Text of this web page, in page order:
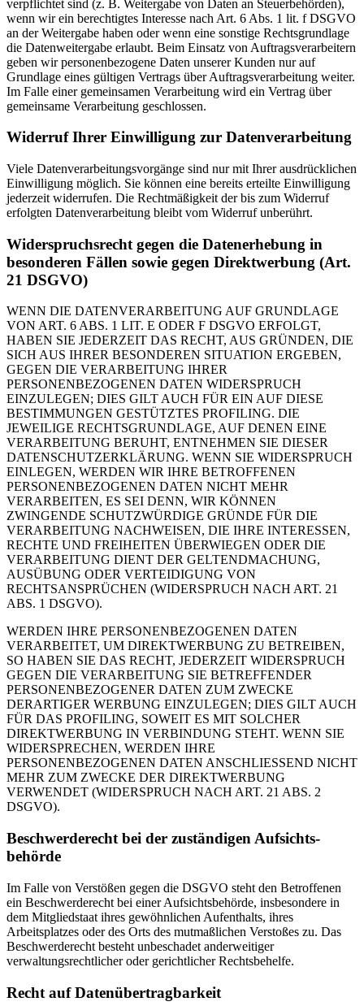
verpflichtet sind (z. B. Weitergabe von Daten an Steuerbehörden),
wenn wir ein berechtigtes Interesse nach Art. 6 Abs. 1 lit. f DSGVO
an der Weitergabe haben oder wenn eine sonstige Rechtsgrundlage
die Datenweitergabe erlaubt. Beim Einsatz von Auftragsverarbeitern
geben wir personenbezogene Daten unserer Kunden nur auf
Grundlage eines gültigen Vertrags über Auftragsverarbeitung weiter.
Im Falle einer gemeinsamen Verarbeitung wird ein Vertrag über
gemeinsame Verarbeitung geschlossen.
Widerruf Ihrer Einwilligung zur Datenverarbeitung
Viele Datenverarbeitungsvorgänge sind nur mit Ihrer ausdrücklichen
Einwilligung möglich. Sie können eine bereits erteilte Einwilligung
jederzeit widerrufen. Die Rechtmäßigkeit der bis zum Widerruf
erfolgten Datenverarbeitung bleibt vom Widerruf unberührt.
Widerspruchsrecht gegen die Datenerhebung in
besonderen Fällen sowie gegen Direktwerbung (Art.
21 DSGVO)
WENN DIE DATENVERARBEITUNG AUF GRUNDLAGE
VON ART. 6 ABS. 1 LIT. E ODER F DSGVO ERFOLGT,
HABEN SIE JEDERZEIT DAS RECHT, AUS GRÜNDEN, DIE
SICH AUS IHRER BESONDEREN SITUATION ERGEBEN,
GEGEN DIE VERARBEITUNG IHRER
PERSONENBEZOGENEN DATEN WIDERSPRUCH
EINZULEGEN; DIES GILT AUCH FÜR EIN AUF DIESE
BESTIMMUNGEN GESTÜTZTES PROFILING. DIE
JEWEILIGE RECHTSGRUNDLAGE, AUF DENEN EINE
VERARBEITUNG BERUHT, ENTNEHMEN SIE DIESER
DATENSCHUTZERKLÄRUNG. WENN SIE WIDERSPRUCH
EINLEGEN, WERDEN WIR IHRE BETROFFENEN
PERSONENBEZOGENEN DATEN NICHT MEHR
VERARBEITEN, ES SEI DENN, WIR KÖNNEN
ZWINGENDE SCHUTZWÜRDIGE GRÜNDE FÜR DIE
VERARBEITUNG NACHWEISEN, DIE IHRE INTERESSEN,
RECHTE UND FREIHEITEN ÜBERWIEGEN ODER DIE
VERARBEITUNG DIENT DER GELTENDMACHUNG,
AUSÜBUNG ODER VERTEIDIGUNG VON
RECHTSANSPRÜCHEN (WIDERSPRUCH NACH ART. 21
ABS. 1 DSGVO).
WERDEN IHRE PERSONENBEZOGENEN DATEN
VERARBEITET, UM DIREKTWERBUNG ZU BETREIBEN,
SO HABEN SIE DAS RECHT, JEDERZEIT WIDERSPRUCH
GEGEN DIE VERARBEITUNG SIE BETREFFENDER
PERSONENBEZOGENER DATEN ZUM ZWECKE
DERARTIGER WERBUNG EINZULEGEN; DIES GILT AUCH
FÜR DAS PROFILING, SOWEIT ES MIT SOLCHER
DIREKTWERBUNG IN VERBINDUNG STEHT. WENN SIE
WIDERSPRECHEN, WERDEN IHRE
PERSONENBEZOGENEN DATEN ANSCHLIESSEND NICHT
MEHR ZUM ZWECKE DER DIREKTWERBUNG
VERWENDET (WIDERSPRUCH NACH ART. 21 ABS. 2
DSGVO).
Beschwerde­recht bei der zuständigen Aufsichts­
behörde
Im Falle von Verstößen gegen die DSGVO steht den Betroffenen
ein Beschwerderecht bei einer Aufsichtsbehörde, insbesondere in
dem Mitgliedstaat ihres gewöhnlichen Aufenthalts, ihres
Arbeitsplatzes oder des Orts des mutmaßlichen Verstoßes zu. Das
Beschwerderecht besteht unbeschadet anderweitiger
verwaltungsrechtlicher oder gerichtlicher Rechtsbehelfe.
Recht auf Daten­übertrag­barkeit